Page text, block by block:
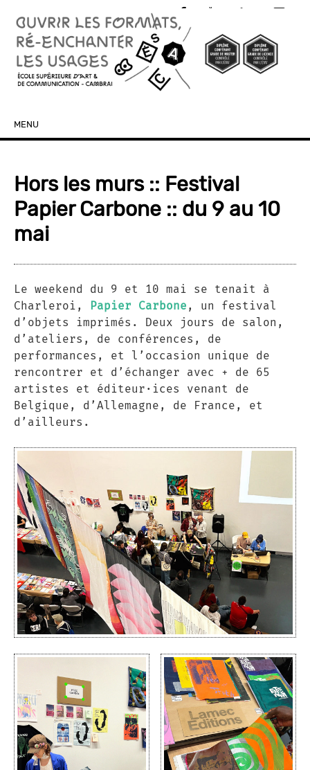
MENU
Hors les murs :: Festival
Papier Carbone :: du 9 au 10
mai
Le weekend du 9 et 10 mai se tenait à
Charleroi,
Papier Carbone , un festival
d’objets imprimés. Deux jours de salon,
d’ateliers, de conférences, de
performances, et l’occasion unique de
rencontrer et d’échanger avec + de 65
artistes et éditeur·ices venant de
Belgique, d’Allemagne, de France, et
d’ailleurs.